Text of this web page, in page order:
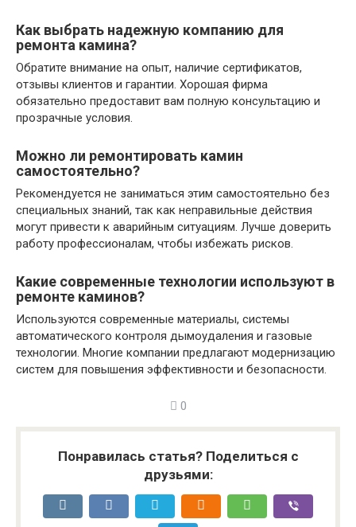
Как выбрать надежную компанию для
ремонта камина?
Обратите внимание на опыт, наличие сертификатов,
отзывы клиентов и гарантии. Хорошая фирма
обязательно предоставит вам полную консультацию и
прозрачные условия.
Можно ли ремонтировать камин
самостоятельно?
Рекомендуется не заниматься этим самостоятельно без
специальных знаний, так как неправильные действия
могут привести к аварийным ситуациям. Лучше доверить
работу профессионалам, чтобы избежать рисков.
Какие современные технологии используют в
ремонте каминов?
Используются современные материалы, системы
автоматического контроля дымоудаления и газовые
технологии. Многие компании предлагают модернизацию
систем для повышения эффективности и безопасности.
0
Понравилась статья? Поделиться с
друзьями: